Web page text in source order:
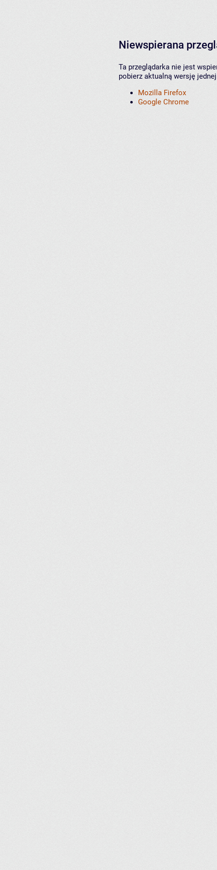
Niewspierana
Ta przeglądarka nie jest
pobierz aktualną wersję
Mozilla Firefox
Google Chrome